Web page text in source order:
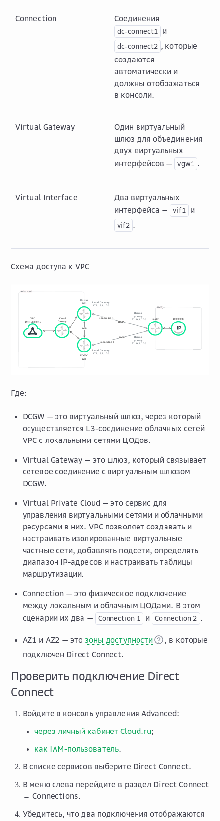
Connection Соединения
dc-connect1 и
dc-connect2 , которые
создаются
автоматически и
должны отображаться
в консоли.
Virtual Gateway
Один виртуальный
шлюз для объединения
двух виртуальных
интерфейсов —
vgw1 .
Virtual Interface
Два виртуальных
интерфейса —
vif1 и
vif2 .
Схема доступа к VPC
Где:
DCGW — это виртуальный шлюз, через который
осуществляется L3-соединение облачных сетей
VPC с локальными сетями ЦОДов.
Virtual Gateway — это шлюз, который связывает
сетевое соединение с виртуальным шлюзом
DCGW.
Virtual Private Cloud — это сервис для
управления виртуальными сетями и облачными
ресурсами в них. VPC позволяет создавать и
настраивать изолированные виртуальные
частные сети, добавлять подсети, определять
диапазон IP-адресов и настраивать таблицы
маршрутизации.
Connection — это физическое подключение
между локальным и облачным ЦОДами. В этом
сценарии их два —
Connection 1 и Connection 2 .
AZ1 и AZ2 — это зоны доступности
, в которые
подключен Direct Connect.
Проверить подключение Direct
Connect
Войдите в консоль управления Advanced:
через личный кабинет Cloud.ru;
как IAM-пользователь.
В списке сервисов выберите Direct Connect.
В меню слева перейдите в раздел Direct Connect
→ Connections.
Убедитесь, что два подключения отображаются